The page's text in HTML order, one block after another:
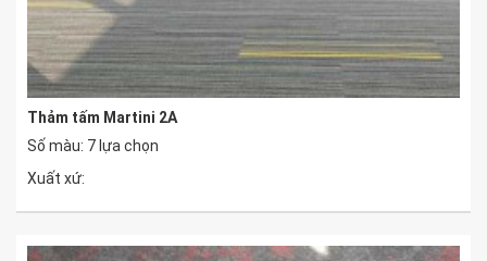
Thảm tấm Martini 2A
Số màu: 7 lựa chọn
Xuất xứ: